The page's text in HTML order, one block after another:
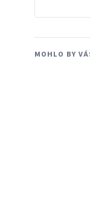
MOHLO BY